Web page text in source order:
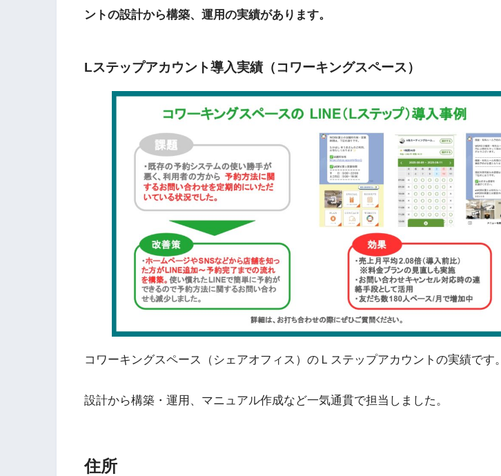
ントの設計から構築、運用の実績があります。
Lステップアカウント導入実績（コワーキングスペース）
コワーキングスペース（シェアオフィス）のＬステップアカウントの実績です。
設計から構築・運用、マニュアル作成など一気通貫で担当しました。
住所